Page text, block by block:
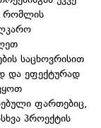
რომლის
საცხოვრისით
და ეფექტურად
ფართებიც,
პროექტის